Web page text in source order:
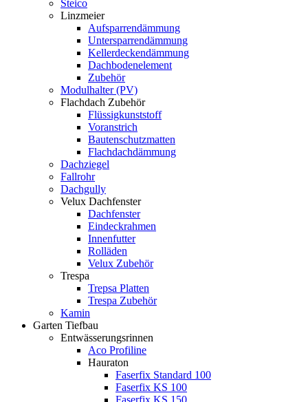
Steico
Linzmeier
Aufsparrendämmung
Untersparrendämmung
Kellerdeckendämmung
Dachbodenelement
Zubehör
Modulhalter (PV)
Flachdach Zubehör
Flüssigkunststoff
Voranstrich
Bautenschutzmatten
Flachdachdämmung
Dachziegel
Fallrohr
Dachgully
Velux Dachfenster
Dachfenster
Eindeckrahmen
Innenfutter
Rolläden
Velux Zubehör
Trespa
Trepsa Platten
Trespa Zubehör
Kamin
Garten Tiefbau
Entwässerungsrinnen
Aco Profiline
Hauraton
Faserfix Standard 100
Faserfix KS 100
Faserfix KS 150